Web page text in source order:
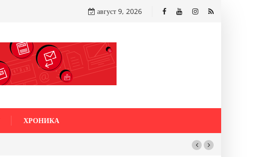
август 9, 2026
ХРОНИКА